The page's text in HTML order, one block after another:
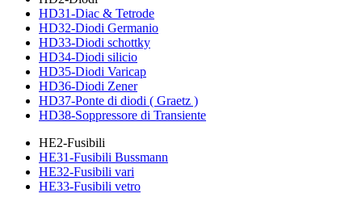
HD31-Diac & Tetrode
HD32-Diodi Germanio
HD33-Diodi schottky
HD34-Diodi silicio
HD35-Diodi Varicap
HD36-Diodi Zener
HD37-Ponte di diodi ( Graetz )
HD38-Soppressore di Transiente
HE2-Fusibili
HE31-Fusibili Bussmann
HE32-Fusibili vari
HE33-Fusibili vetro